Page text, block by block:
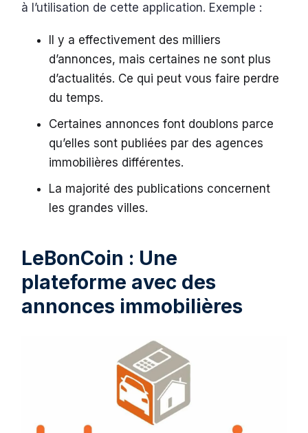
à l’utilisation de cette application. Exemple :
Il y a effectivement des milliers
d’annonces, mais certaines ne sont plus
d’actualités. Ce qui peut vous faire perdre
du temps.
Certaines annonces font doublons parce
qu’elles sont publiées par des agences
immobilières différentes.
La majorité des publications concernent
les grandes villes.
LeBonCoin : Une
plateforme avec des
annonces immobilières